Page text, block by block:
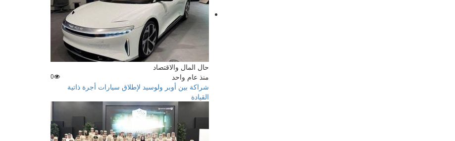
حال المال والاقتصاد
منذ عام واحد
0
شراكة بين أوبر ولوسيد لإطلاق سيارات أجرة ذاتية
القيادة